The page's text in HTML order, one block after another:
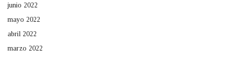
junio 2022
mayo 2022
abril 2022
marzo 2022